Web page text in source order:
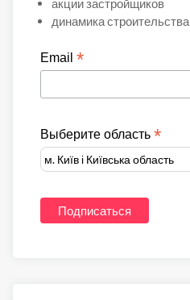
акции застройщиков
динамика строительства
Email *
Выберите область *